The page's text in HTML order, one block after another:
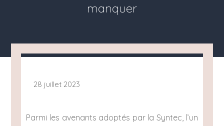
manquer
28 juillet 2023
Parmi les avenants adoptés par la Syntec, l’un